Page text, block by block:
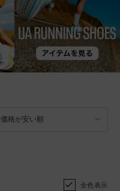
価格が安い順
全色表示